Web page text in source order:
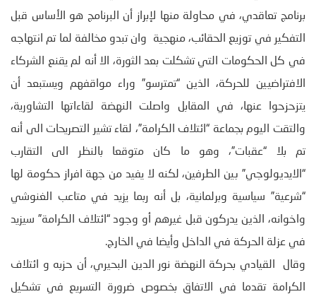
برنامج تعاقدي، في محاولة منها لإبراز أن البرنامج هو الأساس قبل
التفكير في توزيع الحقائب، منهجية وان تبدو مخالفة لما تم انتهاجه
في كل الحكومات التي تشكلت بعد الثورة، الا أنه لم يقنع الشركاء
الافتراضيين للحركة، الذين “تمترسو” وراء مواقفهم ويستبعد أن
يتزحزحوا عنها، في المقابل واصلت النهضة لقاءاتها التشاورية،
والتقت اليوم بجماعة “ائتلاف الكرامة”، لقاء تشير التصريحات الى أنه
تم بلا “عقبات”، وهو ما كان متوقعا بالنظر الى التقارب
“الايديولوجي” بين الطرفين، لكنه لا يفيد من جهة افراز حكومة لها
“شرعية” سياسية وبرلمانية، بل أنه ربما يزيد في متاعب الغنوشي
واخوانه، الذين يدركون قبل غيرهم أو وجود “ائتلاف الكرامة” سيزيد
في عزلة الحركة في الداخل وأيضا في الخارج.
وقال القيادي بحركة النهضة نور الدين البحيري، أن حزبه و ائتلاف
الكرامة تقدما في الاتفاق بخصوص ضرورة التسريع في تشكيل